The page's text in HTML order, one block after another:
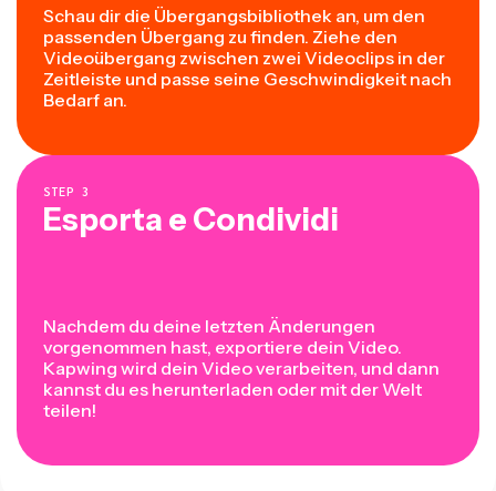
Schau dir die Übergangsbibliothek an, um den
passenden Übergang zu finden. Ziehe den
Videoübergang zwischen zwei Videoclips in der
Zeitleiste und passe seine Geschwindigkeit nach
Bedarf an.
STEP 3
Esporta e Condividi
Nachdem du deine letzten Änderungen
vorgenommen hast, exportiere dein Video.
Kapwing wird dein Video verarbeiten, und dann
kannst du es herunterladen oder mit der Welt
teilen!